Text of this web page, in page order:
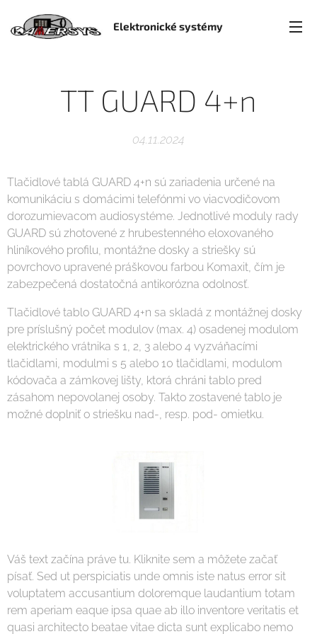
Elektronické systémy
TT GUARD 4+n
04.11.2024
Tlačidlové tablá GUARD 4+n sú zariadenia určené na
komunikáciu s domácimi telefónmi vo viacvodičovom
dorozumievacom audiosystéme. Jednotlivé moduly rady
GUARD sú zhotovené z hrubestenného eloxovaného
hliníkového profilu, montážne dosky a striešky sú
povrchovo upravené práškovou farbou Komaxit, čím je
zabezpečená dostatočná antikorózna odolnosť.
Tlačidlové tablo GUARD 4+n sa skladá z montážnej dosky
pre príslušný počet modulov (max. 4) osadenej modulom
elektrického vrátnika s 1, 2, 3 alebo 4 vyzváňacími
tlačidlami, modulmi s 5 alebo 10 tlačidlami, modulom
kódovača a zámkovej lišty, ktorá chráni tablo pred
zásahom nepovolanej osoby. Takto zostavené tablo je
možné doplniť o striešku nad-, resp. pod- omietku.
Váš text začína práve tu. Kliknite sem a môžete začať
písať. Sed ut perspiciatis unde omnis iste natus error sit
voluptatem accusantium doloremque laudantium totam
rem aperiam eaque ipsa quae ab illo inventore veritatis et
quasi architecto beatae vitae dicta sunt explicabo nemo